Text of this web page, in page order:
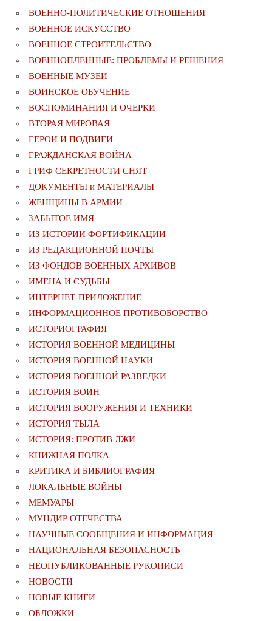
ВОЕННО-ПОЛИТИЧЕСКИE ОТНОШЕНИЯ
ВОЕННОЕ ИСКУССТВО
ВОЕННОЕ СТРОИТЕЛЬСТВО
ВОЕННОПЛЕННЫЕ: ПРОБЛЕМЫ И РЕШЕНИЯ
ВОЕННЫЕ МУЗЕИ
ВОИНСКОЕ ОБУЧЕНИЕ
ВОСПОМИНАНИЯ И ОЧЕРКИ
ВТОРАЯ МИРОВАЯ
ГЕРОИ И ПОДВИГИ
ГРАЖДАНСКАЯ ВОЙНА
ГРИФ СЕКРЕТНОСТИ СНЯТ
ДОКУМЕНТЫ и МАТЕРИАЛЫ
ЖЕНЩИНЫ В АРМИИ
ЗАБЫТОЕ ИМЯ
ИЗ ИСТОРИИ ФОРТИФИКАЦИИ
ИЗ РЕДАКЦИОННОЙ ПОЧТЫ
ИЗ ФОНДОВ ВОЕННЫХ АРХИВОВ
ИМЕНА И СУДЬБЫ
ИНТЕРНЕТ-ПРИЛОЖЕНИЕ
ИНФОРМАЦИОННОЕ ПРОТИВОБОРСТВО
ИСТОРИОГРАФИЯ
ИСТОРИЯ ВОЕННОЙ МЕДИЦИНЫ
ИСТОРИЯ ВОЕННОЙ НАУКИ
ИСТОРИЯ ВОЕННОЙ РАЗВЕДКИ
ИСТОРИЯ ВОИН
ИСТОРИЯ ВООРУЖЕНИЯ И ТЕХНИКИ
ИСТОРИЯ ТЫЛА
ИСТОРИЯ: ПРОТИВ ЛЖИ
КНИЖНАЯ ПОЛКА
КРИТИКА И БИБЛИОГРАФИЯ
ЛОКАЛЬНЫЕ ВОЙНЫ
МЕМУАРЫ
МУНДИР ОТЕЧЕСТВА
НАУЧНЫЕ СООБЩЕНИЯ И ИНФОРМАЦИЯ
НАЦИОНАЛЬНАЯ БЕЗОПАСНОСТЬ
НЕОПУБЛИКОВАННЫЕ РУКОПИСИ
НОВОСТИ
НОВЫЕ КНИГИ
ОБЛОЖКИ